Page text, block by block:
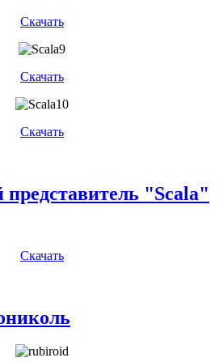
Скачать
Скачать
Скачать
"Scala"
Скачать